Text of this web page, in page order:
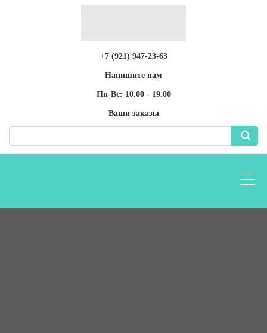
+7 (921) 947-23-63
Напишите нам
Пн-Вс: 10.00 - 19.00
Ваши заказы